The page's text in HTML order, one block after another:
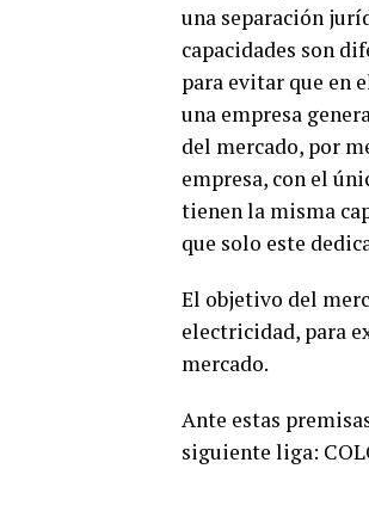
una separación
capacidades son
para evitar que en
una empresa
del mercado, por
empresa, con el
tienen la misma
que solo este
El objetivo del
electricidad, para
mercado.
Ante estas
siguiente liga: